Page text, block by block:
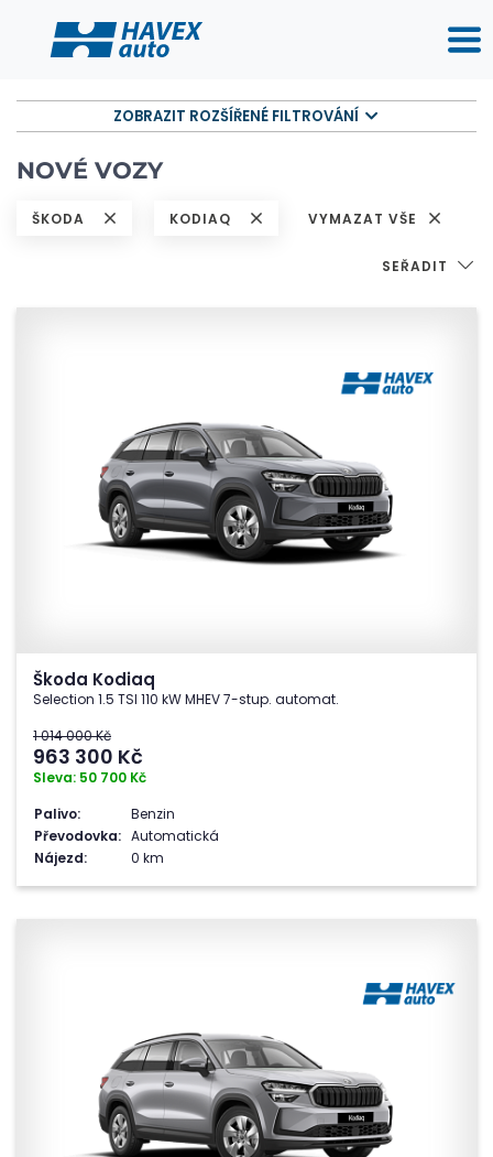
ZOBRAZIT ROZŠÍŘENÉ FILTROVÁNÍ
NOVÉ VOZY
ŠKODA KODIAQ VYMAZAT VŠE
SEŘADIT
Škoda Kodiaq
Selection 1.5 TSI 110 kW MHEV 7-stup. automat.
1 014 000 Kč
963 300 Kč
Sleva: 50 700 Kč
Palivo:
Benzin
Převodovka: Automatická
Nájezd:
0 km